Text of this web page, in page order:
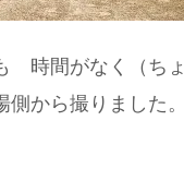
時間がなく（ち
側から撮りまし